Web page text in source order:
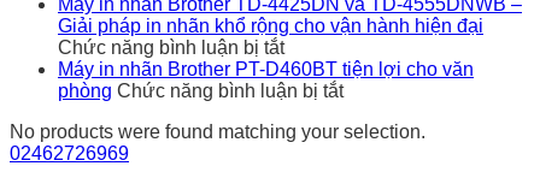
nối
mềm
không?
có
bị
lỗi
không?
chọn
TD-
giải
nhãn
Máy in nhãn Brother TD-4425DN và TD-4555DNWB –
Giải pháp in nhãn khổ rộng cho vận hành hiện đại
Chức năng bình luận bị tắtở
Máy
in
Brother
Máy in nhãn Brother PT-D460BT tiện lợi cho văn
phòng Chức năng bình luận bị tắtở
in
No products were found matching your selection.
02462726969